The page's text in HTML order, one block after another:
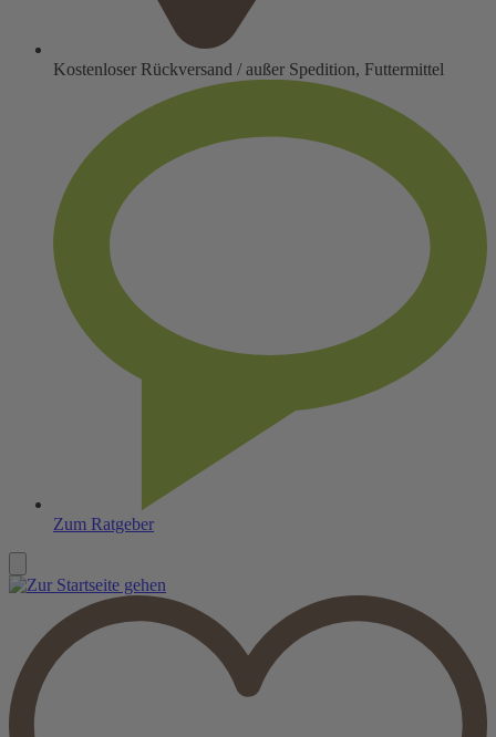
Kostenloser Rückversand / außer Spedition, Futtermittel
Zum Ratgeber